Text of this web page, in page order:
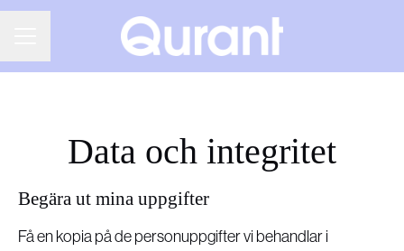
Data och integritet
Begära ut mina uppgifter
Få en kopia på de personuppgifter vi behandlar i